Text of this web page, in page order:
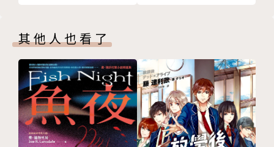
◎主題特輯◎
文學雜誌的想像與類型定錨——《聯合文學》、《皇
冠》與《推理》◎王聰威、羅曉盈、既晴／閱讀探戈整
理
當紙本閱讀愈發碎片化，文學雜誌在當代環境中如何定
位自身角色，成為了關鍵議題。三位文學雜誌主編——
既晴、王聰威、羅曉盈——在這場深刻的對談中，揭示
有我的信嗎◎飛樑
冰庫謀殺羅生門——冷鏈倉儲的證據鏈【解決篇】◎田
羽心
◎名家作品大觀◎
張開手掌的騎士◎卡羅爾・約翰・戴利／楓雨譯
冒牌的波頓・科姆斯◎卡羅爾・約翰・戴利／楓雨譯
犯罪機器◎卡羅爾・約翰・戴利／楓雨譯
其他人也看了